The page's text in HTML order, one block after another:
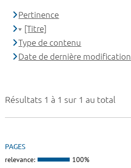
Résultats 1 à 1 sur 1 au total
PAGES
relevance: 100%
Pertinence
[Titre]
Type de contenu
Date de dernière modification